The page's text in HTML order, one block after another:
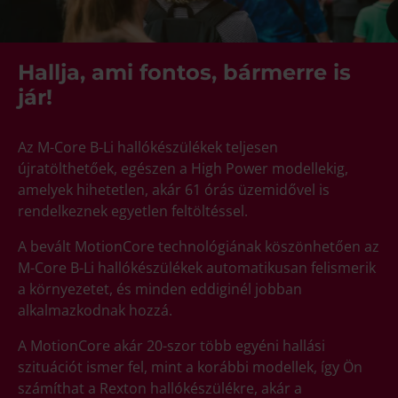
Hallja, ami fontos, bármerre is
jár!
Az M-Core B-Li hallókészülékek teljesen
újratölthetőek, egészen a High Power modellekig,
amelyek hihetetlen, akár 61 órás üzemidővel is
rendelkeznek egyetlen feltöltéssel.
A bevált MotionCore technológiának köszönhetően az
M-Core B-Li hallókészülékek automatikusan felismerik
a környezetet, és minden eddiginél jobban
alkalmazkodnak hozzá.
A MotionCore akár 20-szor több egyéni hallási
szituációt ismer fel, mint a korábbi modellek, így Ön
számíthat a Rexton hallókészülékre, akár a